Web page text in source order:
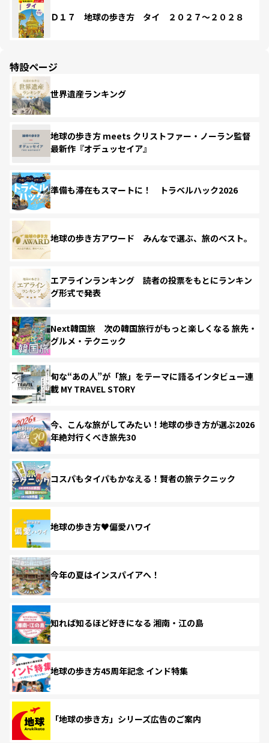
Ｄ１７ 地球の歩き方 タイ ２０２７～２０２８
特設ページ
世界遺産ランキング
地球の歩き方 meets クリストファー・ノーラン監督
最新作『オデュッセイア』
準備も滞在もスマートに！ トラベルハック2026
地球の歩き方アワード みんなで選ぶ、旅のベスト。
エアラインランキング 読者の投票をもとにランキン
グ形式で発表
Next韓国旅 次の韓国旅行がもっと楽しくなる 旅先・
グルメ・テクニック
旬な“あの人”が「旅」をテーマに語るインタビュー連
載 MY TRAVEL STORY
今、こんな旅がしてみたい！地球の歩き方が選ぶ2026
年絶対行くべき旅先30
コスパもタイパもかなえる！賢者の旅テクニック
地球の歩き方♥偏愛ハワイ
今年の夏はインスパイアへ！
知れば知るほど好きになる 湘南・江の島
地球の歩き方45周年記念 インド特集
「地球の歩き方」シリーズ広告のご案内